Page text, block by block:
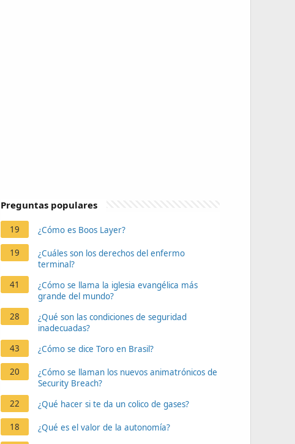
Preguntas populares
19 ¿Cómo es Boos Layer?
19
¿Cuáles son los derechos del enfermo
terminal?
41
¿Cómo se llama la iglesia evangélica más
grande del mundo?
28
¿Qué son las condiciones de seguridad
inadecuadas?
43
¿Cómo se dice Toro en Brasil?
20
¿Cómo se llaman los nuevos animatrónicos de
Security Breach?
22
¿Qué hacer si te da un colico de gases?
18 ¿Qué es el valor de la autonomía?